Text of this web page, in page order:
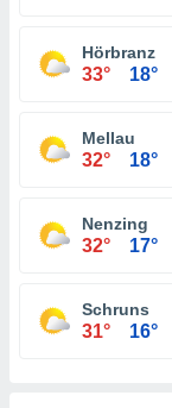
Hörbranz
33° 18°
Mellau
32° 18°
Nenzing
32° 17°
Schruns
31° 16°